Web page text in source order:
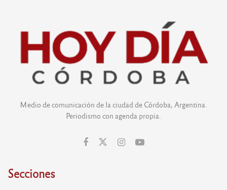
Medio de comunicación de la ciudad de Córdoba, Argentina.
Periodismo con agenda propia.
Secciones